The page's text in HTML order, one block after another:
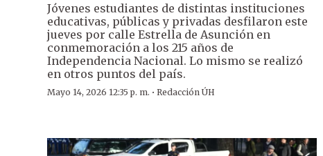
Jóvenes estudiantes de distintas instituciones
educativas, públicas y privadas desfilaron este
jueves por calle Estrella de Asunción en
conmemoración a los 215 años de
Independencia Nacional. Lo mismo se realizó
en otros puntos del país.
Mayo 14, 2026 12:35 p. m. · Redacción ÚH